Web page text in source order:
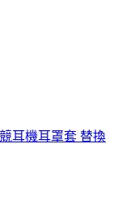
耳機耳罩套 替換